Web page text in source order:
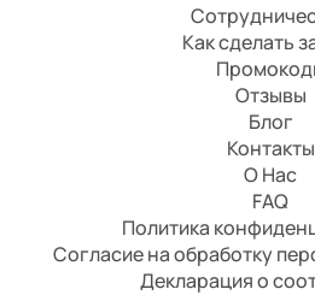
Как сделать
Отзывы
Блог
Контакты
О Нас
FAQ
Политика
Согласие на обработку
Декларация о